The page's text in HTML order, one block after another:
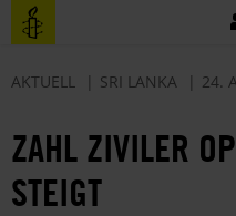
Direkt
zum
Benutzermenü
AKTUELL SRI LANKA 24.
ZAHL ZIVILER
STEIGT